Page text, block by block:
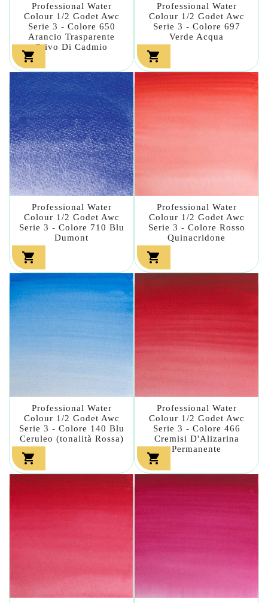
Professional Water
Colour 1/2 Godet Awc
Serie 3 - Colore 650
Arancio Trasparente
Privo Di Cadmio

Professional Water
Colour 1/2 Godet Awc
Serie 3 - Colore 697
Verde Acqua

Professional Water
Colour 1/2 Godet Awc
Serie 3 - Colore 710 Blu
Dumont

Professional Water
Colour 1/2 Godet Awc
Serie 3 - Colore Rosso
Quinacridone

Professional Water
Colour 1/2 Godet Awc
Serie 3 - Colore 140 Blu
Ceruleo (tonalità Rossa)

Professional Water
Colour 1/2 Godet Awc
Serie 3 - Colore 466
Cremisi D'Alizarina
Permanente
